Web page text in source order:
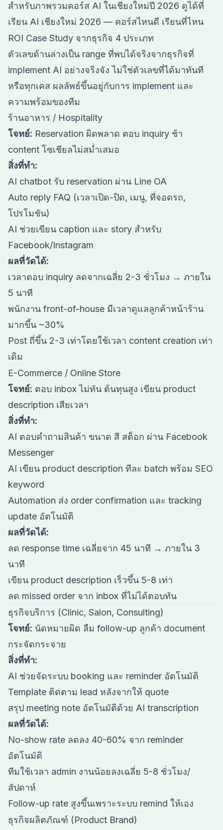
สำหรับภาพรวมคอร์ส AI ในเชียงใหม่ปี 2026 ดูได้ที่
เรียน AI เชียงใหม่ 2026 — คอร์สไหนดี เรียนที่ไหน
ROI Case Study จากธุรกิจ 4 ประเภท
ตัวเลขด้านล่างเป็น range ที่พบได้จริงจากธุรกิจที่
implement AI อย่างจริงจัง ไม่ใช่ตัวเลขที่ได้มาทันที
หรือทุกเคส ผลลัพธ์ขึ้นอยู่กับการ implement และ
ความพร้อมของทีม
ร้านอาหาร / Hospitality
โจทย์: Reservation ผิดพลาด ตอบ inquiry ช้า
content โซเชียลไม่สม่ำเสมอ
สิ่งที่ทำ:
AI chatbot รับ reservation ผ่าน Line OA
Auto reply FAQ (เวลาเปิด-ปิด, เมนู, ที่จอดรถ,
โปรโมชัน)
AI ช่วยเขียน caption และ story สำหรับ
Facebook/Instagram
ผลที่วัดได้:
เวลาตอบ inquiry ลดจากเฉลี่ย 2-3 ชั่วโมง → ภายใน
5 นาที
พนักงาน front-of-house มีเวลาดูแลลูกค้าหน้าร้าน
มากขึ้น ~30%
Post ถี่ขึ้น 2-3 เท่าโดยใช้เวลา content creation เท่า
เดิม
E-Commerce / Online Store
โจทย์: ตอบ inbox ไม่ทัน ต้นทุนสูง เขียน product
description เสียเวลา
สิ่งที่ทำ:
AI ตอบคำถามสินค้า ขนาด สี สต็อก ผ่าน Facebook
Messenger
AI เขียน product description ทีละ batch พร้อม SEO
keyword
Automation ส่ง order confirmation และ tracking
update อัตโนมัติ
ผลที่วัดได้:
ลด response time เฉลี่ยจาก 45 นาที → ภายใน 3
นาที
เขียน product description เร็วขึ้น 5-8 เท่า
ลด missed order จาก inbox ที่ไม่ได้ตอบทัน
ธุรกิจบริการ (Clinic, Salon, Consulting)
โจทย์: นัดหมายผิด ลืม follow-up ลูกค้า document
กระจัดกระจาย
สิ่งที่ทำ:
AI ช่วยจัดระบบ booking และ reminder อัตโนมัติ
Template ติดตาม lead หลังจากให้ quote
สรุป meeting note อัตโนมัติด้วย AI transcription
ผลที่วัดได้:
No-show rate ลดลง 40-60% จาก reminder
อัตโนมัติ
ทีมใช้เวลา admin งานน้อยลงเฉลี่ย 5-8 ชั่วโมง/
สัปดาห์
Follow-up rate สูงขึ้นเพราะระบบ remind ให้เอง
ธุรกิจผลิตภัณฑ์ (Product Brand)